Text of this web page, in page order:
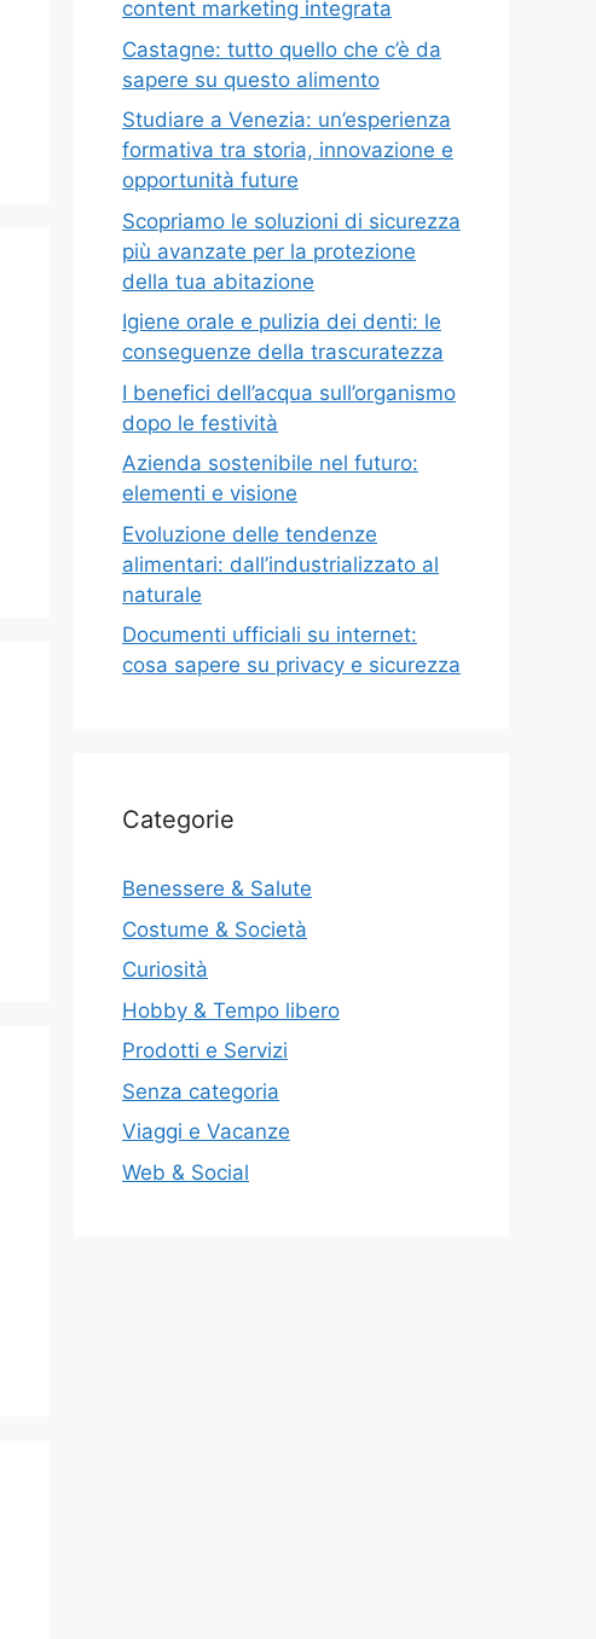
content marketing integrata
Castagne: tutto quello che c’è da
sapere su questo alimento
Studiare a Venezia: un’esperienza
formativa tra storia, innovazione e
opportunità future
Scopriamo le soluzioni di sicurezza
più avanzate per la protezione
della tua abitazione
Igiene orale e pulizia dei denti: le
conseguenze della trascuratezza
I benefici dell’acqua sull’organismo
dopo le festività
Azienda sostenibile nel futuro:
elementi e visione
Evoluzione delle tendenze
alimentari: dall’industrializzato al
naturale
Documenti ufficiali su internet:
cosa sapere su privacy e sicurezza
Categorie
Benessere & Salute
Costume & Società
Curiosità
Hobby & Tempo libero
Prodotti e Servizi
Senza categoria
Viaggi e Vacanze
Web & Social